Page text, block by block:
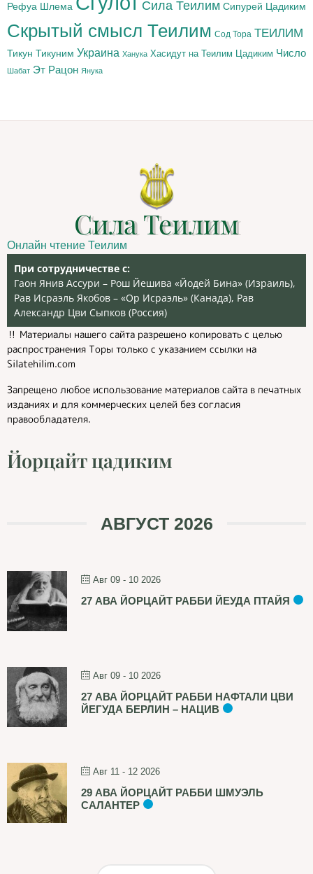
Рефуа Шлема Сила Теилим Сипурей Цадиким
Скрытый смысл Теилим Сод Тора ТЕИЛИМ
Тикун Тикуним Украина Ханука Хасидут на Теилим Цадиким Число
Шабат Эт Рацон Янука
Сила Теилим
Онлайн чтение Теилим
При сотрудничестве с:
Гаон Янив Ассури – Рош Йешива «Йодей Бина» (Израиль),
Рав Исраэль Якобов – «Ор Исраэль» (Канада), Рав
Александр Цви Сыпков (Россия)
‼️ Материалы нашего сайта разрешено копировать с целью
распространения Торы только с указанием ссылки на
Silatehilim.com
Запрещено любое использование материалов сайта в печатных
изданиях и для коммерческих целей без согласия
правообладателя.
Йорцайт цадиким
АВГУСТ 2026
Авг 09 - 10 2026
27 АВА ЙОРЦАЙТ РАББИ ЙЕУДА ПТАЙЯ
Авг 09 - 10 2026
27 АВА ЙОРЦАЙТ РАББИ НАФТАЛИ ЦВИ
ЙЕГУДА БЕРЛИН – НАЦИВ
Авг 11 - 12 2026
29 АВА ЙОРЦАЙТ РАББИ ШМУЭЛЬ
САЛАНТЕР